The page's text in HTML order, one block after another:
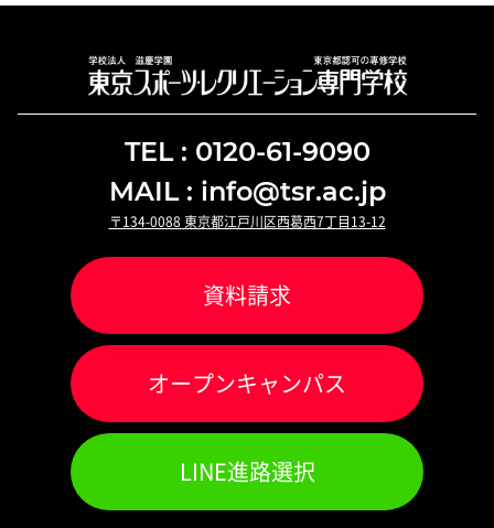
TEL : 0120-61-9090
MAIL : info@tsr.ac.jp
〒134-0088 東京都江戸川区西葛西7丁目13-12
資料請求
オープンキャンパス
LINE進路選択